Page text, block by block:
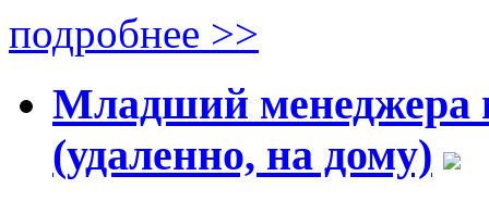
подробнее >>
Младший менеджера
(удаленно, на дому)